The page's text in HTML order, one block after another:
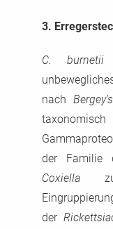
3.
C. burnetii
nach
der Familie
Coxiella
der